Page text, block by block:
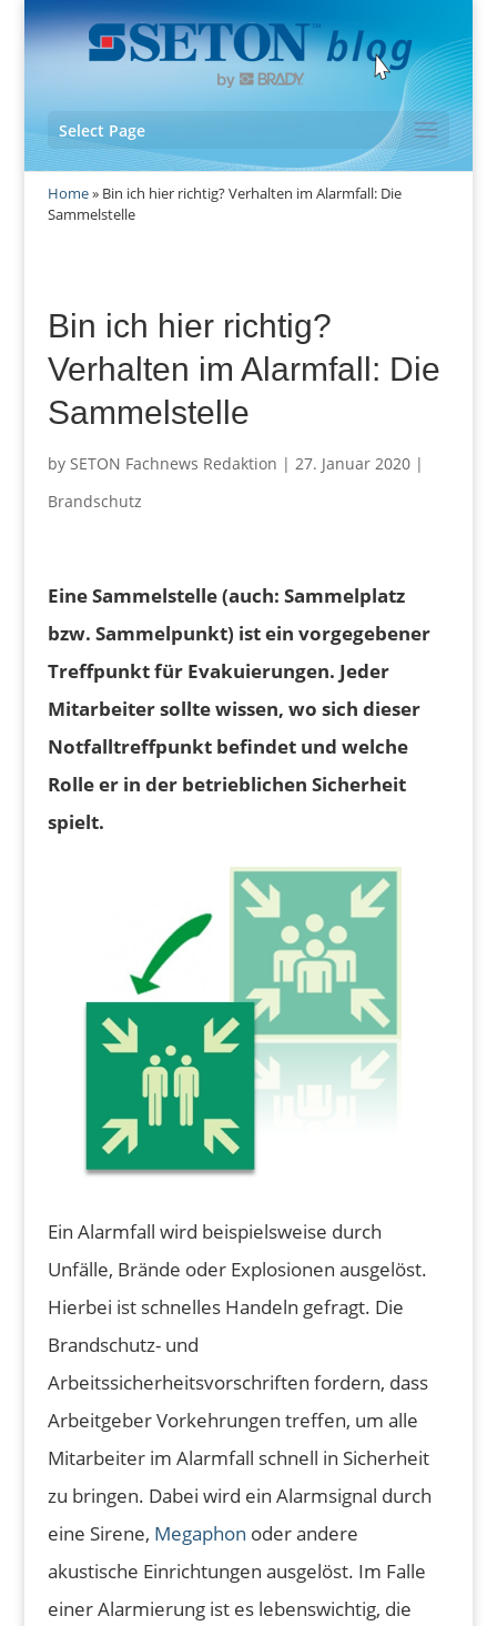
Select Page
Home» Bin ich hier richtig? Verhalten im Alarmfall: Die
Sammelstelle
Bin ich hier richtig?
Verhalten im Alarmfall: Die
Sammelstelle
by SETON Fachnews Redaktion | 27. Januar 2020|
Brandschutz
Eine Sammelstelle (auch: Sammelplatz
bzw. Sammelpunkt) ist ein vorgegebener
Treffpunkt für Evakuierungen. Jeder
Mitarbeiter sollte wissen, wo sich dieser
Notfalltreffpunkt befindet und welche
Rolle er in der betrieblichen Sicherheit
spielt.
Ein Alarmfall wird beispielsweise durch
Unfälle, Brände oder Explosionen ausgelöst.
Hierbei ist schnelles Handeln gefragt. Die
Brandschutz- und
Arbeitssicherheitsvorschriften fordern, dass
Arbeitgeber Vorkehrungen treffen, um alle
Mitarbeiter im Alarmfall schnell in Sicherheit
zu bringen. Dabei wird ein Alarmsignal durch
eine Sirene, Megaphon oder andere
akustische Einrichtungen ausgelöst. Im Falle
einer Alarmierung ist es lebenswichtig, die